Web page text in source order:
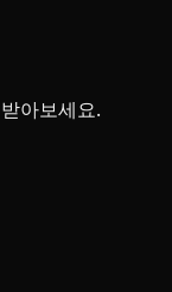
아보세요.